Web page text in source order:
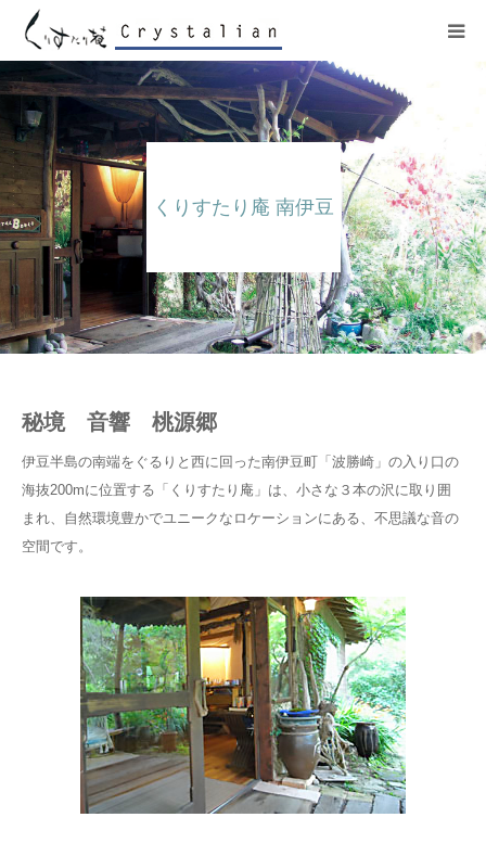
くりすたり庵 南伊豆
秘境 音響 桃源郷
伊豆半島の南端をぐるりと西に回った南伊豆町「波勝崎」の入り口の
海抜200mに位置する「くりすたり庵」は、小さな３本の沢に取り囲
まれ、自然環境豊かでユニークなロケーションにある、不思議な音の
空間です。
ヒーリング
ワークショップ
施設紹介
プロフィール
コンサート